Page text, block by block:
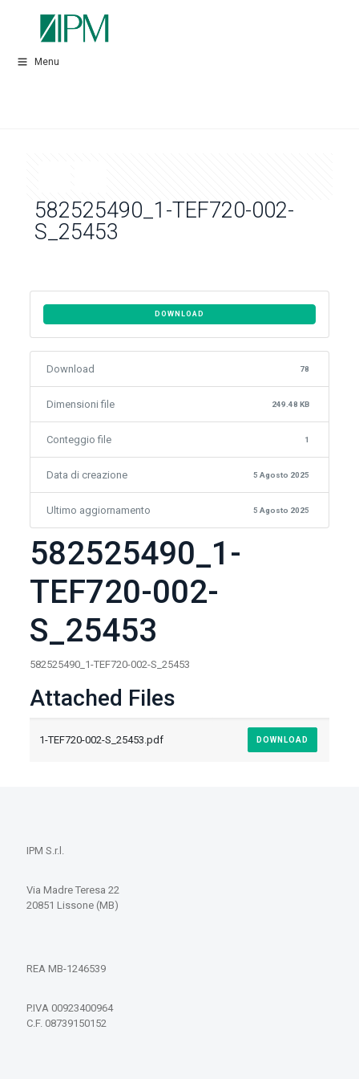
Menu
582525490_1-TEF720-002-
S_25453
DOWNLOAD
Download 78
Dimensioni file 249.48 KB
Conteggio file 1
Data di creazione 5 Agosto 2025
Ultimo aggiornamento 5 Agosto 2025
582525490_1-
TEF720-002-
S_25453
582525490_1-TEF720-002-S_25453
Attached Files
1-TEF720-002-S_25453.pdf DOWNLOAD
IPM S.r.l.
Via Madre Teresa 22
20851 Lissone (MB)
REA MB-1246539
P.IVA 00923400964
C.F. 08739150152